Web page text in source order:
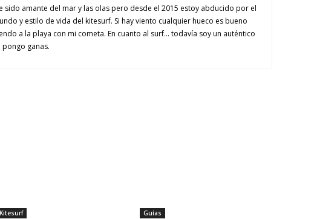
sido amante del mar y las olas pero desde el 2015 estoy abducido por el
y estilo de vida del kitesurf. Si hay viento cualquier hueco es bueno
a la playa con mi cometa. En cuanto al surf... todavía soy un auténtico
ganas.
Kitesurf Guías